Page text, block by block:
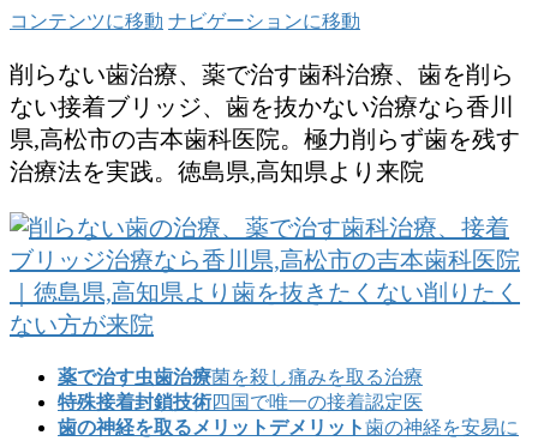
コンテンツに移動 ナビゲーションに移動
削らない歯治療、薬で治す歯科治療、歯を削ら
ない接着ブリッジ、歯を抜かない治療なら香川
県,高松市の吉本歯科医院。極力削らず歯を残す
治療法を実践。徳島県,高知県より来院
薬で治す虫歯治療菌を殺し痛みを取る治療
特殊接着封鎖技術四国で唯一の接着認定医
歯の神経を取るメリットデメリット歯の神経を安易に